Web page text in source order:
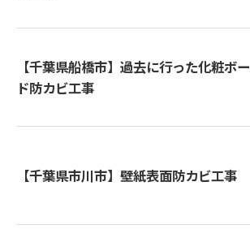
【千葉県船橋市】過去に行った化粧ボー
ド防カビ工事
【千葉県市川市】壁紙表面防カビ工事